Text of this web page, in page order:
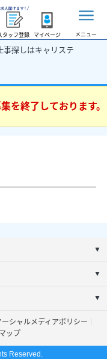
タッフ登録 マイページ メニュー
事探しはキャリステ
を終了しております。
▼
▼
▼
ーシャルメディアポリシー
ップ
Reserved.